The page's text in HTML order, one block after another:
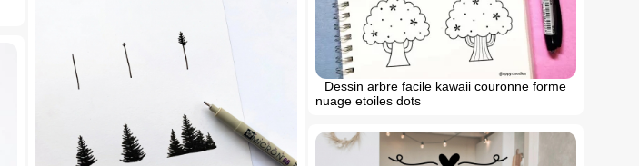
Dessin arbre facile kawaii couronne forme
nuage etoiles dots